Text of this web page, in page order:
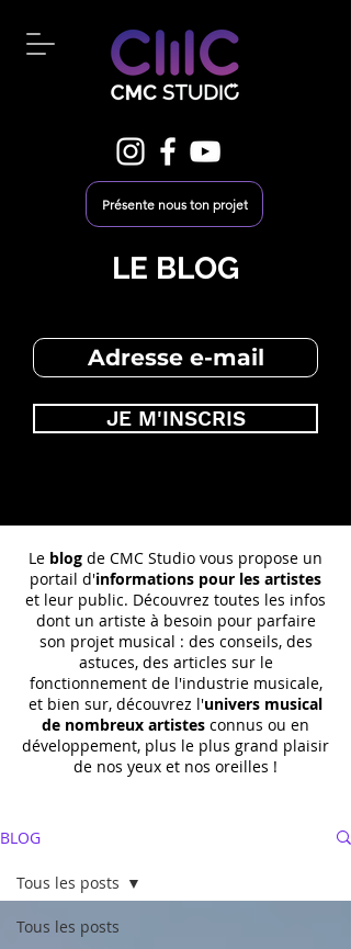
Présente nous ton projet
LE BLOG
JE M'INSCRIS
Le blog de CMC Studio vous propose un
portail d'informations pour les artistes
et leur public. Découvrez toutes les infos
dont un artiste à besoin pour parfaire
son projet musical : des conseils, des
astuces, des articles sur le
fonctionnement de l'industrie musicale,
et bien sur, découvrez l'univers musical
de nombreux artistes connus ou en
développement, plus le plus grand plaisir
de nos yeux et nos oreilles !
BLOG
Tous les posts
Tous les posts